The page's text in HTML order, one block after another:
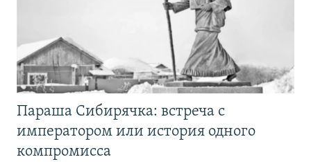
Параша Сибирячка: встреча с
императором или история одного
компромисса